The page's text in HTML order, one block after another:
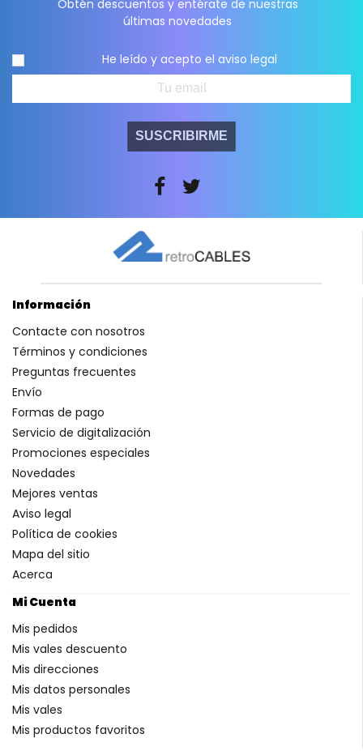
Obtén descuentos y entérate de nuestras
últimas novedades
He leído y acepto el aviso legal
SUSCRIBIRME
Información
Contacte con nosotros
Términos y condiciones
Preguntas frecuentes
Envío
Formas de pago
Servicio de digitalización
Promociones especiales
Novedades
Mejores ventas
Aviso legal
Política de cookies
Mapa del sitio
Acerca
Mi Cuenta
Mis pedidos
Mis vales descuento
Mis direcciones
Mis datos personales
Mis vales
Mis productos favoritos